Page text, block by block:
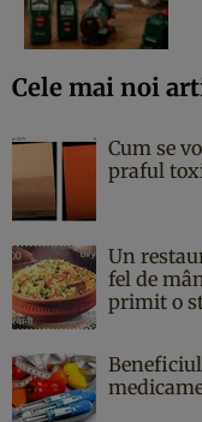
Cele mai noi
Cum se
praful
Un
fel de
primit o